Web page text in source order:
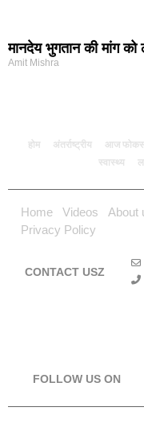
मानदेय भुगतान की मांग को
Amit Mishra
होम अंतर्राष्ट्रीय आज
स्वास्थ्य
Home Videos About
Privacy Policy
CONTACT USZ
FOLLOW US ON